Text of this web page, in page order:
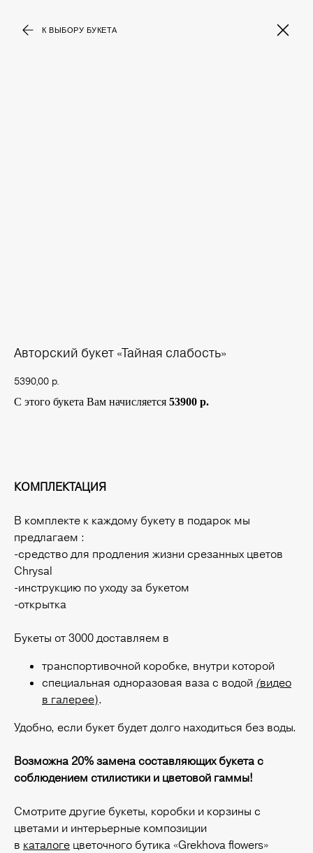
К ВЫБОРУ БУКЕТА
Авторский букет «Тайная слабость»
5390,00 р.
С этого букета Вам начисляется 53900 р.
КОМПЛЕКТАЦИЯ
В комплекте к каждому букету в подарок мы
предлагаем :
-средство для продления жизни срезанных цветов
Chrysal
-инструкцию по уходу за букетом
-открытка
Букеты от 3000 доставляем в
транспортивочной коробке, внутри которой
специальная одноразовая ваза с водой (видео
в галерее).
Удобно, если букет будет долго находиться без воды.
Возможна 20% замена составляющих букета с
соблюдением стилистики и цветовой гаммы!
Смотрите другие букеты, коробки и корзины с
цветами и интерьерные композиции
в каталоге цветочного бутика «Grekhova flowers»